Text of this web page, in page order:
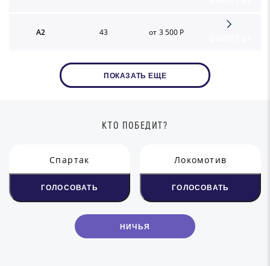
A2 43 от 3 500 Р
ПОКАЗАТЬ ЕЩЕ
КТО ПОБЕДИТ?
Спартак
ГОЛОСОВАТЬ
НИЧЬЯ
Локомотив
ГОЛОСОВАТЬ